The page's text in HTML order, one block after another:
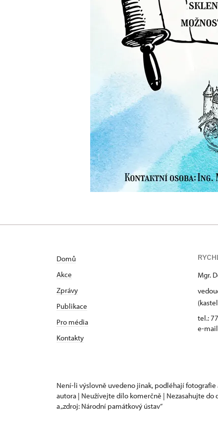
Domů
Akce
Zprávy
Publikace
Pro média
Kontakty
Mgr.
tel.:
e-
Není-li výslovně uvedeno jinak, podléhají fotografie
autora | Neužívejte dílo komerčně | Nezasahujte do
a „zdroj: Národní památkový ústav“